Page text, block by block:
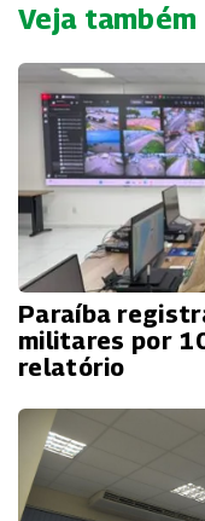
Veja também
Paraíba
militares por
relatório